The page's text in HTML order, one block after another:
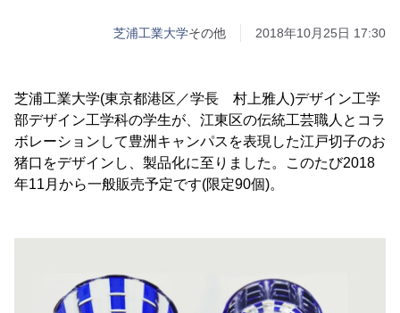
芝浦工業大学その他 2018年10月25日 17:30
芝浦工業大学(東京都港区／学長 村上雅人)デザイン工学
部デザイン工学科の学生が、江東区の伝統工芸職人とコラ
ボレーションして豊洲キャンパスを表現した江戸切子のお
猪口をデザインし、製品化に至りました。このたび2018
年11月から一般販売予定です(限定90個)。